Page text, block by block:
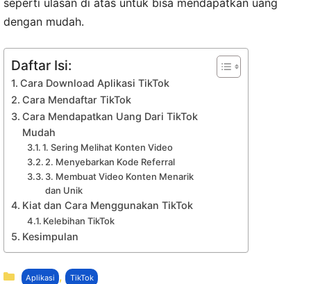
dengan mudah.
Daftar Isi:
Cara Download Aplikasi TikTok
Cara Mendaftar TikTok
Cara Mendapatkan Uang Dari TikTok
Mudah
1. Sering Melihat Konten Video
2. Menyebarkan Kode Referral
3. Membuat Video Konten Menarik
dan Unik
Kiat dan Cara Menggunakan TikTok
Kelebihan TikTok
Kesimpulan
Kategori
Aplikasi , TikTok